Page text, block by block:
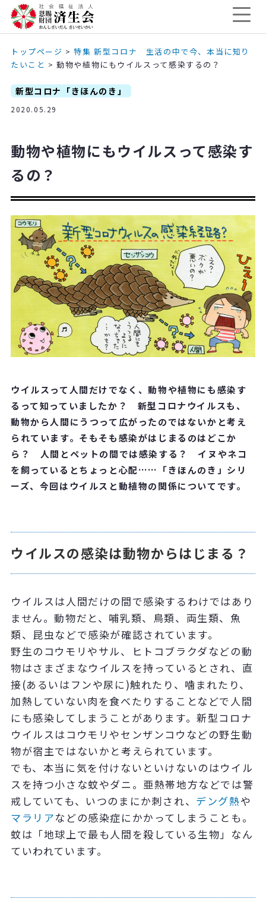
トップページ >特集 新型コロナ 生活の中で今、本当に知り
たいこと >動物や植物にもウイルスって感染するの？
新型コロナ「きほんのき」
2020.05.29
動物や植物にもウイルスって感染す
るの？
ウイルスって人間だけでなく、動物や植物にも感染す
るって知っていましたか？ 新型コロナウイルスも、
動物から人間にうつって広がったのではないかと考え
られています。そもそも感染がはじまるのはどこか
ら？ 人間とペットの間では感染する？ イヌやネコ
を飼っているとちょっと心配……「きほんのき」シリ
ーズ、今回はウイルスと動植物の関係についてです。
ウイルスの感染は動物からはじまる？
ウイルスは人間だけの間で感染するわけではあり
ません。動物だと、哺乳類、鳥類、両生類、魚
類、昆虫などで感染が確認されています。
野生のコウモリやサル、ヒトコブラクダなどの動
物はさまざまなウイルスを持っているとされ、直
接(あるいはフンや尿に)触れたり、噛まれたり、
加熱していない肉を食べたりすることなどで人間
にも感染してしまうことがあります。新型コロナ
ウイルスはコウモリやセンザンコウなどの野生動
物が宿主ではないかと考えられています。
でも、本当に気を付けないといけないのはウイル
スを持つ小さな蚊やダニ。亜熱帯地方などでは警
戒していても、いつのまにか刺され、 デング熱や
マラリアなどの感染症にかかってしまうことも。
蚊は「地球上で最も人間を殺している生物」なん
ていわれています。